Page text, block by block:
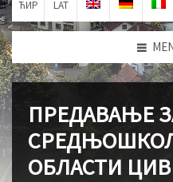
ЋИР LAT
ПРЕДАВАЊЕ
ОБЛАСТИ